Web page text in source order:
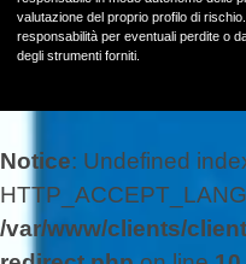
valutazione del proprio profilo di
responsabilità per eventuali perdite o
degli strumenti forniti.
Notice: Undefined
/var/www/clients/